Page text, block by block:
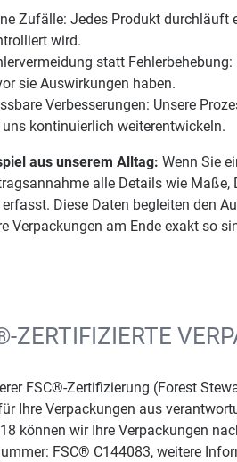
Zufälle: Jedes Produkt durchläuft
wird.
statt
sie Auswirkungen haben.
Verbesserungen: Unsere
kontinuierlich weiterentwickeln.
aus unserem Alltag: Wenn Sie
alle Details wie
Diese Daten begleiten den
Verpackungen am Ende exakt so
ZERTIFIZIERTE
FSC®-Zertifizierung (Forest
Ihre Verpackungen aus
können wir Ihre Verpackungen
FSC® C144083, weitere